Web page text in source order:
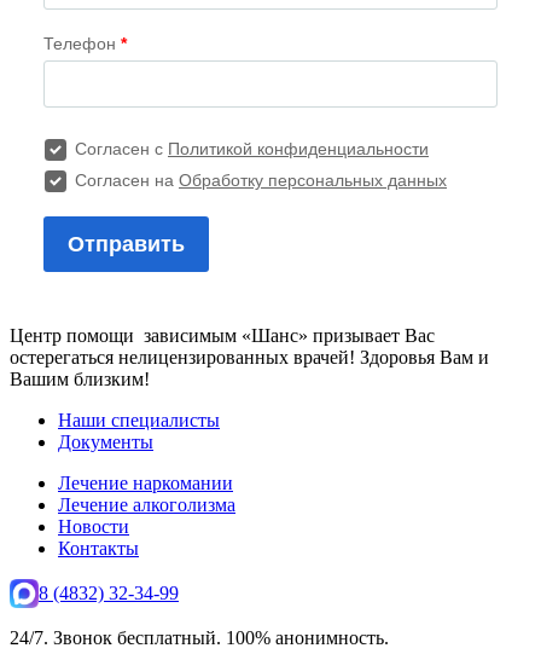
Центр помощи зависимым «Шанс» призывает Вас
остерегаться нелицензированных врачей! Здоровья Вам и
Вашим близким!
Наши специалисты
Документы
Лечение наркомании
Лечение алкоголизма
Новости
Контакты
8 (4832) 32-34-99
24/7. Звонок бесплатный. 100% анонимность.